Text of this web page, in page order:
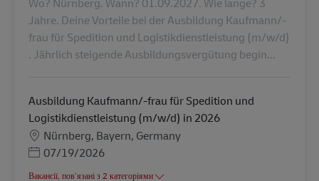
Jahre. Deine Vorteile bei der Ausbildung Kaufmann/-
frau für Spedition und Logistikdienstleistung (m/w/d)
. Jährlich steigende Ausbildungsvergütung begin...
Ausbildung Kaufmann/-frau für Spedition und
Logistikdienstleistung (m/w/d) in 2026
Місцезнаходження
Nürnberg, Bayern, Germany
Posted Date
07/19/2026
Вакансії, пов’язані з 2 категоріями